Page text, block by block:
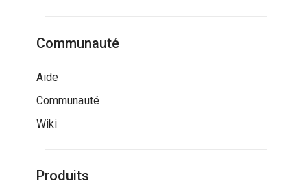
Communauté
Aide
Communauté
Wiki
Produits